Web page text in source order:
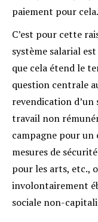
paiement pour cela.
C’est pour cette
système salarial
que cela étend le
question centrale
revendication
travail non
campagne pour
mesures de
pour les arts, etc.,
involontairement
sociale non-